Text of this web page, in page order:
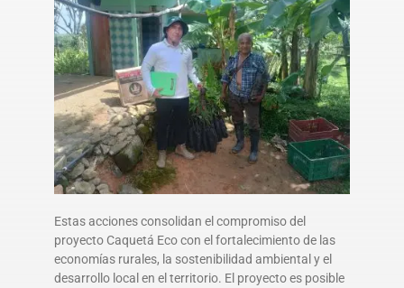
Estas acciones consolidan el compromiso del
proyecto Caquetá Eco con el fortalecimiento de las
economías rurales, la sostenibilidad ambiental y el
desarrollo local en el territorio. El proyecto es posible